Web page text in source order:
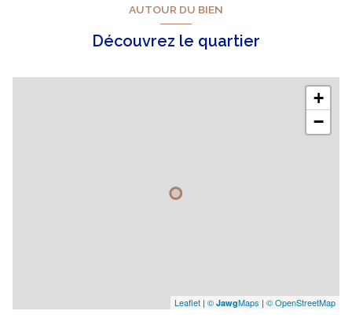
AUTOUR DU BIEN
Découvrez le quartier
+
−
Leaflet | © JawgMaps | © OpenStreetMap